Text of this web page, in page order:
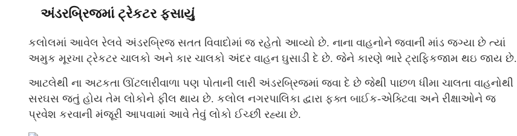
અંડરબ્રિજમાં ટ્રેકટર ફસાયું
કલોલમાં આવેલ રેલવે અંડરબ્રિજ સતત વિવાદોમાં જ રહેતો આવ્યો છે. નાના વાહનોને જવાની માંડ જગ્યા છે ત્યાં
અમુક મૂરખા ટ્રેકટર ચાલકો અને કાર ચાલકો અંદર વાહન ઘુસાડી દે છે. જેને કારણે ભારે ટ્રાફિકજામ થઇ જાય છે.
આટલેથી ના અટકતા ઊંટલારીવાળા પણ પોતાની લારી અંડરબ્રિજમાં જવા દે છે જેથી પાછળ ધીમા ચાલતા વાહનોથી
સરઘસ જતું હોય તેમ લોકોને ફીલ થાય છે. કલોલ નગરપાલિકા દ્વારા ફક્ત બાઈક-એક્ટિવા અને રીક્ષાઓને જ
પ્રવેશ કરવાની મંજૂરી આપવામાં આવે તેવું લોકો ઈચ્છી રહ્યા છે.